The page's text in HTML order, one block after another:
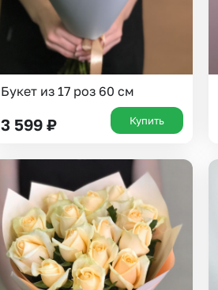
Букет из 17 роз 60 см
3 599 ₽ Купить